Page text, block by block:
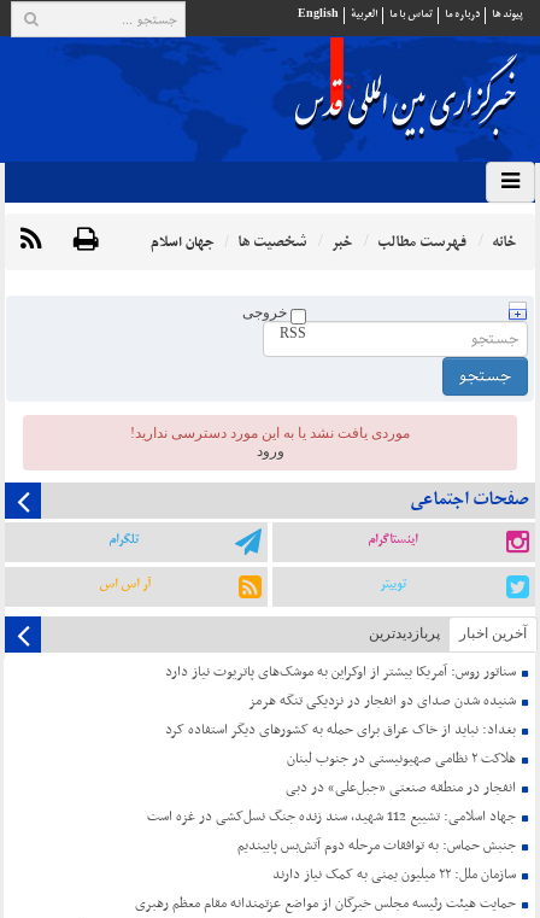
پيوند ها درباره ما تماس با ما العربية English
خانه فهرست مطالب خبر شخصیت ها جهان اسلام
خروجی
RSS
موردی يافت نشد یا به این مورد دسترسی ندارید!
ورود
صفحات اجتماعی
اینستاگرام تلگرام
توییتر آر اس اس
آخرین اخبار پربازدیدترین
سناتور روس: آمریکا بیشتر از اوکراین به موشک‌های پاتریوت نیاز دارد
شنیده شدن صدای دو انفجار در نزدیکی تنگه هرمز
بغداد: نباید از خاک عراق برای حمله به کشورهای دیگر استفاده کرد
هلاکت ۲ نظامی صهیونیستی در جنوب لبنان
انفجار در منطقه صنعتی «جبل‌علی» در دبی
جهاد اسلامی: تشییع 112 شهید، سند زنده جنگ نسل‌کشی در غزه است
جنبش حماس: به توافقات مرحله دوم آتش‌بس پایبندیم
سازمان ملل: ۲۲ میلیون یمنی به کمک نیاز دارند
حمایت هیئت رئیسه مجلس خبرگان از مواضع عزتمندانه مقام معظم رهبری